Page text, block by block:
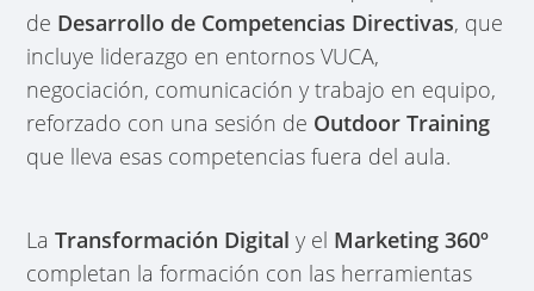
de Desarrollo de Competencias Directivas, que
incluye liderazgo en entornos VUCA,
negociación, comunicación y trabajo en equipo,
reforzado con una sesión de Outdoor Training
que lleva esas competencias fuera del aula.
LaTransformación Digital y el Marketing 360º
completan la formación con las herramientas